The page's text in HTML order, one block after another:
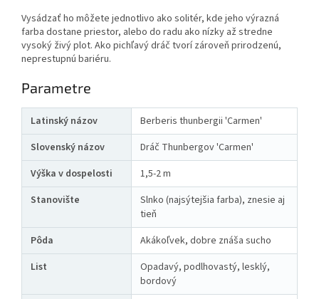
Vysádzať ho môžete jednotlivo ako solitér, kde jeho výrazná
farba dostane priestor, alebo do radu ako nízky až stredne
vysoký živý plot. Ako pichľavý dráč tvorí zároveň prirodzenú,
neprestupnú bariéru.
Parametre
Latinský názov
Berberis thunbergii 'Carmen'
Slovenský názov
Dráč Thunbergov 'Carmen'
Výška v dospelosti
1,5-2 m
Stanovište
Slnko (najsýtejšia farba), znesie aj
tieň
Pôda
Akákoľvek, dobre znáša sucho
List
Opadavý, podlhovastý, lesklý,
bordový